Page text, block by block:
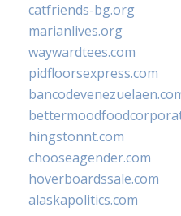
catfriends-bg.org
marianlives.org
waywardtees.com
pidfloorsexpress.com
hingstonnt.com
chooseagender.com
hoverboardssale.com
alaskapolitics.com